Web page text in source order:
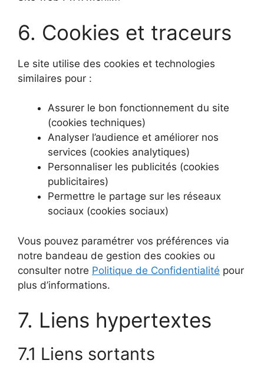
6. Cookies et traceurs
Le site utilise des cookies et technologies
similaires pour :
Assurer le bon fonctionnement du site
(cookies techniques)
Analyser l’audience et améliorer nos
services (cookies analytiques)
Personnaliser les publicités (cookies
publicitaires)
Permettre le partage sur les réseaux
sociaux (cookies sociaux)
Vous pouvez paramétrer vos préférences via
notre bandeau de gestion des cookies ou
consulter notre Politique de Confidentialité pour
plus d’informations.
7. Liens hypertextes
7.1 Liens sortants